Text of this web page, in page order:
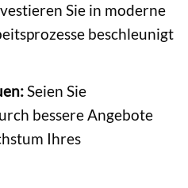
Sie in moderne
beschleunigt
Seien Sie
bessere Angebote
Ihres